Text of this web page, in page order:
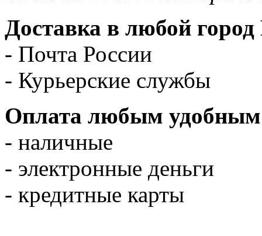
Доставка в любой город
- Почта России
- Курьерские службы
Оплата любым удобным
- наличные
- электронные деньги
- кредитные карты